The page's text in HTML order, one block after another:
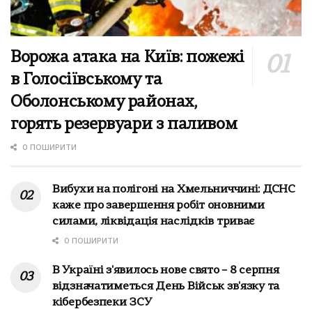
Ворожа атака на Київ: пожежі
в Голосіївському та
Оболонському районах,
горять резервуари з паливом
0 ПОШИРИТИ
Вибухи на полігоні на Хмельниччині: ДСНС
каже про завершення робіт оновними
силами, ліквідація наслідків триває
0 ПОШИРИТИ
В Україні з'явилось нове свято – 8 серпня
відзначатиметься День Військ зв'язку та
кібербезпеки ЗСУ